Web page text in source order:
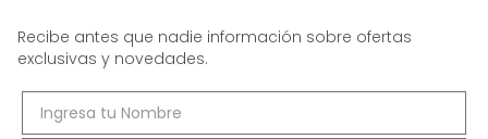
Recibe antes que nadie información sobre ofertas
exclusivas y novedades.